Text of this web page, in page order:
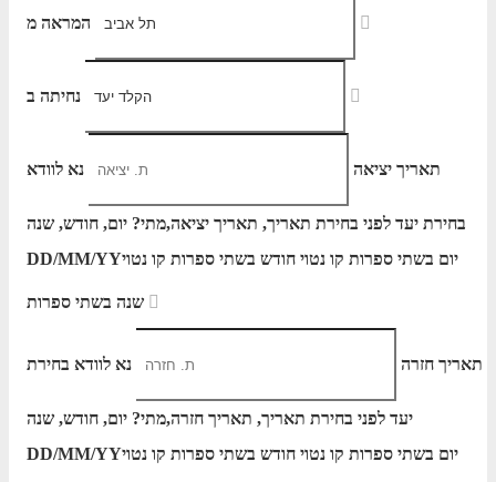
המראה מ
נחיתה ב
תאריך יציאה נא לוודא
בחירת יעד לפני בחירת תאריך, תאריך יציאה,מתי? יום, חודש, שנה
DD/MM/YYיום בשתי ספרות קו נטוי חודש בשתי ספרות קו נטוי
תאריך חזרה נא לוודא בחירת
יעד לפני בחירת תאריך, תאריך חזרה,מתי? יום, חודש, שנה
DD/MM/YYיום בשתי ספרות קו נטוי חודש בשתי ספרות קו נטוי